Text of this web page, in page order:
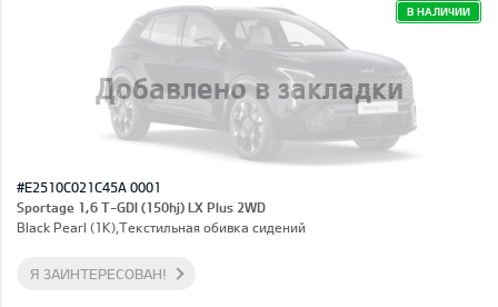
Добавлено в закладки
В НАЛИЧИИ
#E2510C021C45A 0001
Sportage 1,6 T-GDI (150hj) LX Plus 2WD
Black Pearl (1K),Текстильная обивка сидений
Я ЗАИНТЕРЕСОВАН!